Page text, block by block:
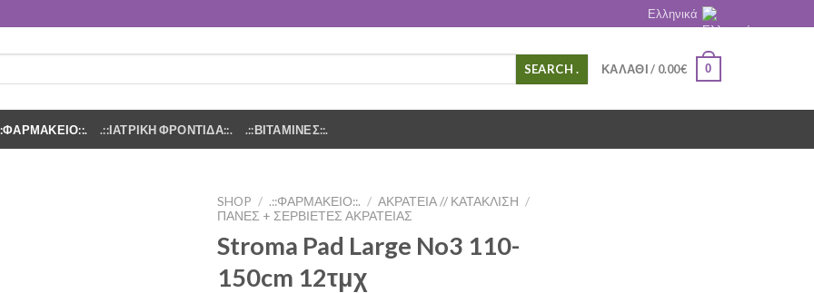
Ελληνικά
. ΚΑΛΆΘΙ / 0.00€ 0
.::ΙΑΤΡΙΚΗ ΦΡΟΝΤΙΔΑ::. .::ΒΙΤΑΜΙΝΕΣ::.
SHOP / .::ΦΑΡΜΑΚΕΙΟ::. / ΑΚΡΆΤΕΙΑ // ΚΑΤΆΚΛΙΣΗ /
ΠΆΝΕΣ + ΣΕΡΒΙΈΤΕΣ ΑΚΡΆΤΕΙΑΣ
Stroma Pad Large No3 110-
150cm 12τμχ